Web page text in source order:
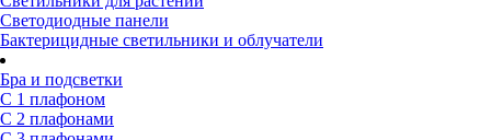
Светодиодные панели
Бактерицидные светильники и облучатели
Бра и подсветки
С 1 плафоном
С 2 плафонами